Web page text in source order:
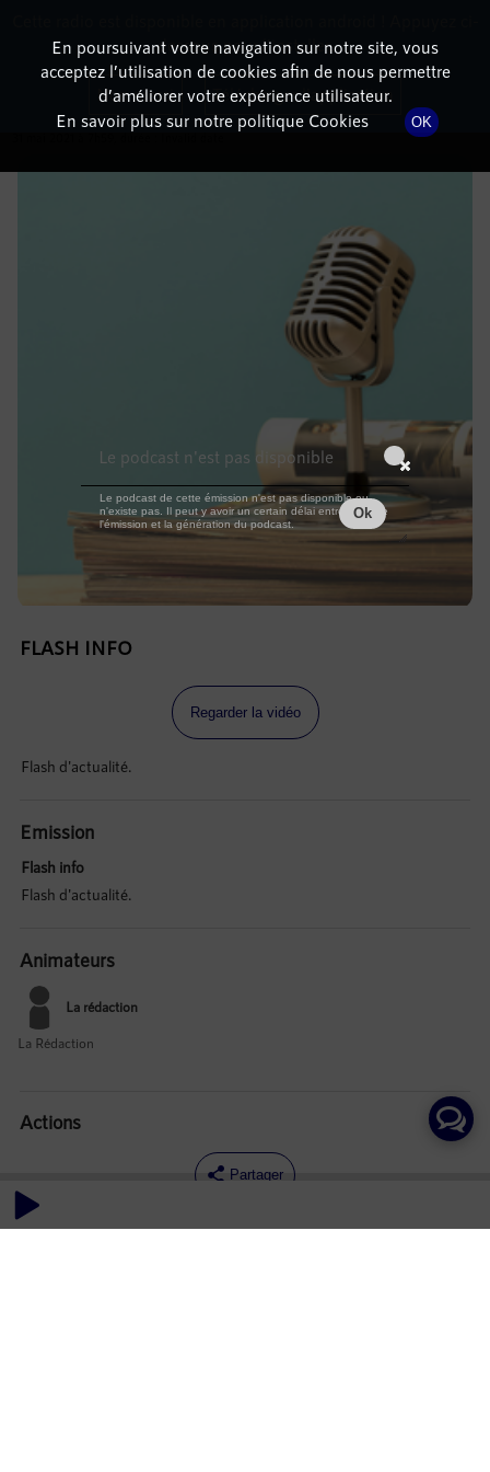
DÉTAILS DE L'ÉMISSION
FLASH INFO
Regarder la vidéo
Flash d'actualité.
Emission
Flash info
Flash d'actualité.
Animateurs
La rédaction
La Rédaction
Actions
Partager
Commentaires
En poursuivant votre navigation sur notre site, vous
acceptez l’utilisation de cookies afin de nous permettre
d’améliorer votre expérience utilisateur.
En savoir plus sur notre politique Cookies
OK
dessous pour l'installer.
Non merci Télécharger l'application
Le podcast n'est pas disponible
Le podcast de cette émission n'est pas disponible ou
n'existe pas. Il peut y avoir un certain délai entre la fin de
l'émission et la génération du podcast.
Ok